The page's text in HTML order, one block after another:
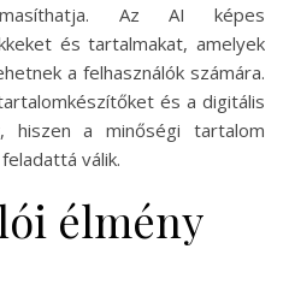
Az AI képes
és tartalmakat, amelyek
a felhasználók számára.
és a digitális
hiszen a minőségi tartalom
válik.
élmény